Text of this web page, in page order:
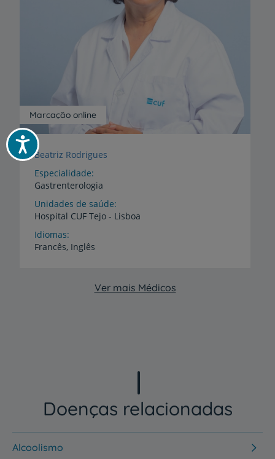
Acessibilidade
Marcação online
Beatriz Rodrigues
Especialidade
Gastrenterologia
Unidades de saúde
Hospital CUF Tejo - Lisboa
Idiomas
Francês, Inglês
Ver mais Médicos
Doenças relacionadas
Alcoolismo